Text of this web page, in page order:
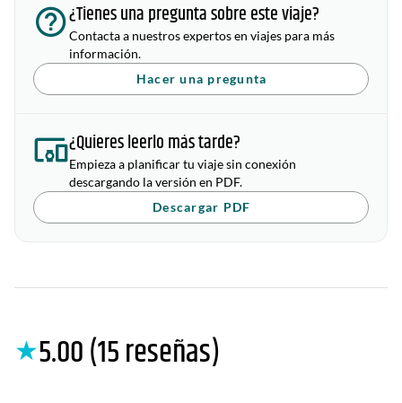
¿Tienes una pregunta sobre este viaje?
Contacta a nuestros expertos en viajes para más
información.
Hacer una pregunta
¿Quieres leerlo más tarde?
Empieza a planificar tu viaje sin conexión
descargando la versión en PDF.
Descargar PDF
★5.00 (15 reseñas)